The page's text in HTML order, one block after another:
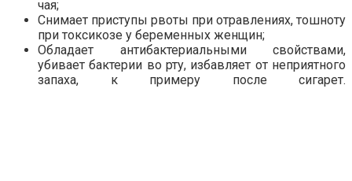
чая;
Снимает приступы рвоты при отравлениях, тошноту
при токсикозе у беременных женщин;
Обладает антибактериальными свойствами,
убивает бактерии во рту, избавляет от неприятного
запаха, к примеру после сигарет.